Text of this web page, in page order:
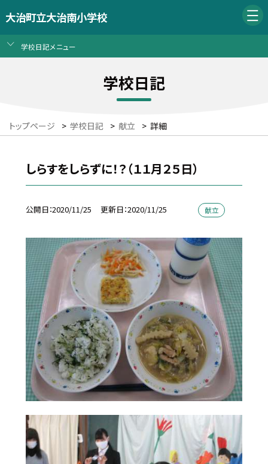
大治町立大治南小学校
学校日記メニュー
学校日記
トップページ > 学校日記 > 献立 > 詳細
しらすをしらずに！？（１１月２５日）
公開日 2020/11/25 更新日 2020/11/25 献立